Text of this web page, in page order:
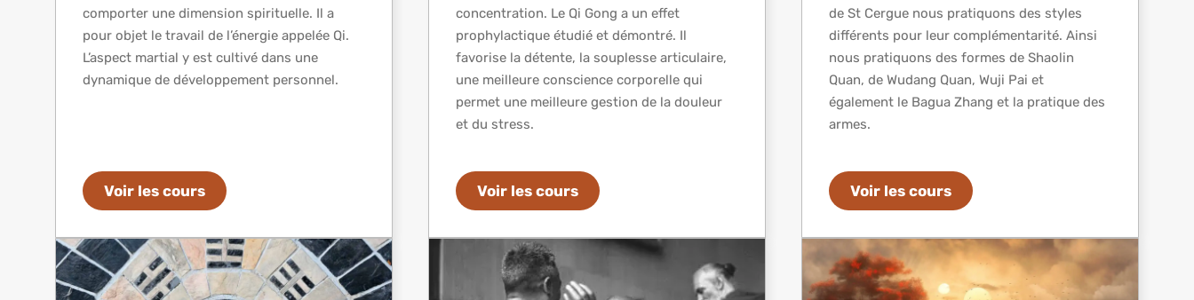
comporter une dimension spirituelle. Il a
pour objet le travail de l’énergie appelée Qi.
L’aspect martial y est cultivé dans une
dynamique de développement personnel.
Voir les cours
concentration. Le Qi Gong a un effet
prophylactique étudié et démontré. Il
favorise la détente, la souplesse articulaire,
une meilleure conscience corporelle qui
permet une meilleure gestion de la douleur
et du stress.
Voir les cours
de St Cergue nous pratiquons des styles
différents pour leur complémentarité. Ainsi
nous pratiquons des formes de Shaolin
Quan, de Wudang Quan, Wuji Pai et
également le Bagua Zhang et la pratique des
armes.
Voir les cours